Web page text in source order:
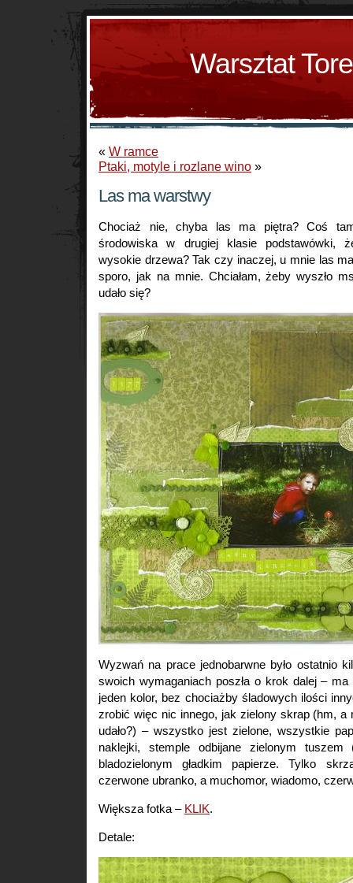
Warsztat
« W ramce
Ptaki, motyle i rozlane wino »
Las ma warstwy
Chociaż nie, chyba las ma piętra? Coś
środowiska w drugiej klasie podstawówki,
wysokie drzewa? Tak czy inaczej, u mnie las
sporo, jak na mnie. Chciałam, żeby wyszło
udało się?
Wyzwań na prace jednobarwne było ostatnio
swoich wymaganiach poszła o krok dalej –
jeden kolor, bez chociażby śladowych ilości
zrobić więc nic innego, jak zielony skrap (hm, a
udało?) – wszystko jest zielone, wszystkie
naklejki, stemple odbijane zielonym tuszem
bladozielonym gładkim papierze. Tylko
czerwone ubranko, a muchomor, wiadomo,
Większa fotka – KLIK.
Detale: